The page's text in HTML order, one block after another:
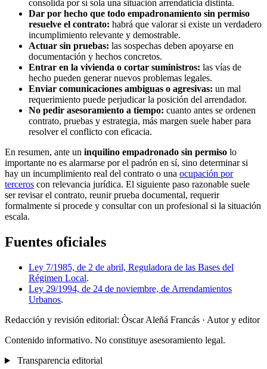
consolida por sí sola una situación arrendaticia distinta.
Dar por hecho que todo empadronamiento sin permiso
resuelve el contrato: habrá que valorar si existe un verdadero
incumplimiento relevante y demostrable.
Actuar sin pruebas: las sospechas deben apoyarse en
documentación y hechos concretos.
Entrar en la vivienda o cortar suministros: las vías de
hecho pueden generar nuevos problemas legales.
Enviar comunicaciones ambiguas o agresivas: un mal
requerimiento puede perjudicar la posición del arrendador.
No pedir asesoramiento a tiempo: cuanto antes se ordenen
contrato, pruebas y estrategia, más margen suele haber para
resolver el conflicto con eficacia.
En resumen, ante un inquilino empadronado sin permiso lo
importante no es alarmarse por el padrón en sí, sino determinar si
hay un incumplimiento real del contrato o una ocupación por
terceros con relevancia jurídica. El siguiente paso razonable suele
ser revisar el contrato, reunir prueba documental, requerir
formalmente si procede y consultar con un profesional si la situación
escala.
Fuentes oficiales
Ley 7/1985, de 2 de abril, Reguladora de las Bases del
Régimen Local.
Ley 29/1994, de 24 de noviembre, de Arrendamientos
Urbanos.
Redacción y revisión editorial: Òscar Aleñá Francás · Autor y editor
Contenido informativo. No constituye asesoramiento legal.
Transparencia editorial